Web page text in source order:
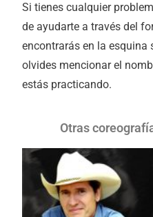
Si tienes cualquier
de ayudarte a través del
encontrarás en la esquina
olvides mencionar el
estás practicando.
Otras